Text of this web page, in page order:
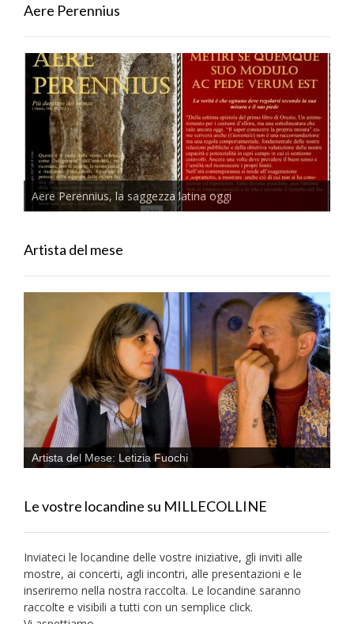
Aere Perennius
Aere Perennius, la saggezza latina oggi
Artista del mese
Artista del Mese: Letizia Fuochi
Le vostre locandine su MILLECOLLINE
Inviateci le locandine delle vostre iniziative, gli inviti alle
mostre, ai concerti, agli incontri, alle presentazioni e le
inseriremo nella nostra raccolta. Le locandine saranno
raccolte e visibili a tutti con un semplice click.